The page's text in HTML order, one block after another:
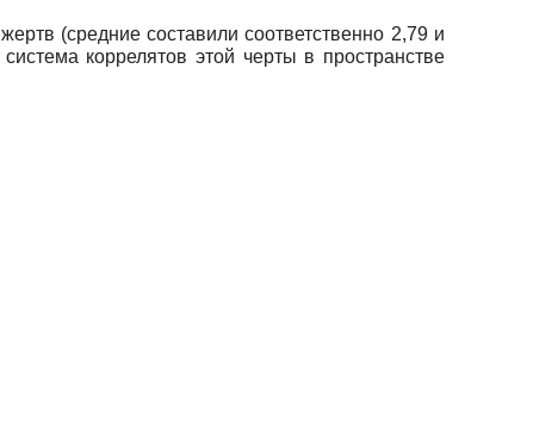
(средние составили соответственно 2,79 и
коррелятов этой черты в пространстве